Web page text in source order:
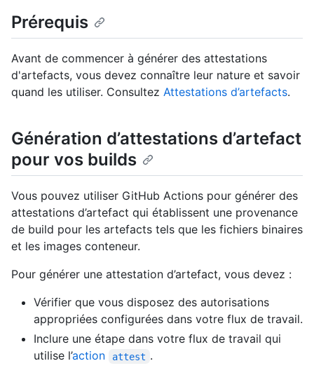
Prérequis
Avant de commencer à générer des attestations
d'artefacts, vous devez connaître leur nature et savoir
quand les utiliser. Consultez Attestations d’artefacts.
Génération d’attestations d’artefact
pour vos builds
Vous pouvez utiliser GitHub Actions pour générer des
attestations d’artefact qui établissent une provenance
de build pour les artefacts tels que les fichiers binaires
et les images conteneur.
Pour générer une attestation d’artefact, vous devez :
Vérifier que vous disposez des autorisations
appropriées configurées dans votre flux de travail.
Inclure une étape dans votre flux de travail qui
utilise l’action attest .